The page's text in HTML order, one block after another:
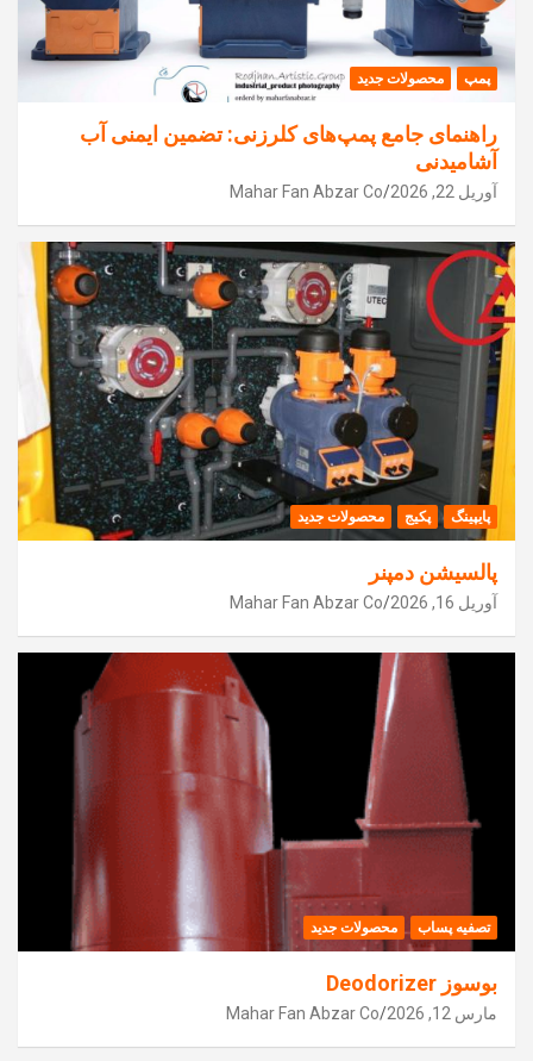
پمپ محصولات جدید
راهنمای جامع پمپ‌های کلرزنی: تضمین ایمنی آب
آشامیدنی
آوریل 22, 2026 Mahar Fan Abzar Co
پایپینگ پکیج محصولات جدید
پالسیشن دمپنر
آوریل 16, 2026 Mahar Fan Abzar Co
تصفیه پساب محصولات جدید
بوسوز Deodorizer
مارس 12, 2026 Mahar Fan Abzar Co